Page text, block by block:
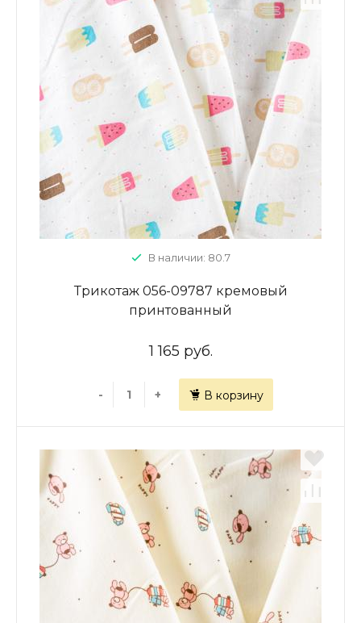
В наличии: 80.7
Трикотаж 056-09787 кремовый
принтованный
1 165 руб.
- + В корзину